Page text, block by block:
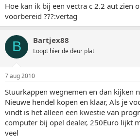
Hoe kan ik bij een vectra c 2.2 aut zien
voorbereid ???:vertag
B Bartjex88
Loopt hier de deur plat
7 aug 2010
Stuurkappen wegnemen en dan kijken
Nieuwe hendel kopen en klaar, Als je
vindt is het alleen een kwestie van
computer bij opel dealer, 250Euro lijkt
veel